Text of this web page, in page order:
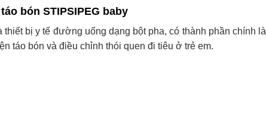
bón STIPSIPEG baby
bị y tế đường uống dạng bột pha, có thành phần chính là
táo bón và điều chỉnh thói quen đi tiêu ở trẻ em.